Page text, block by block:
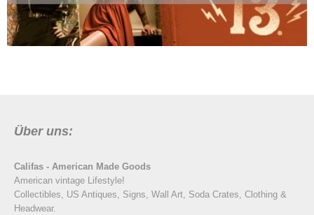
Über uns:
Califas - American Made Goods
American vintage Lifestyle!
Collectibles, US Antiques, Signs, Wall Art, Soda Crates, Clothing &
Headwear.